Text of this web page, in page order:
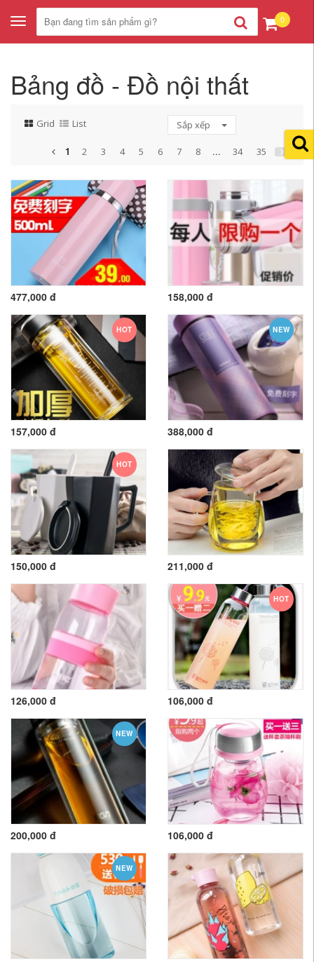
Toggle
navigation
0
Bảng đồ - Đồ nội thất
Grid List Sắp xếp
1 2 3 4 5 6 7 8 ... 34 35
477,000 đ 158,000 đ
HOT
157,000 đ
NEW
388,000 đ
HOT
150,000 đ 211,000 đ
126,000 đ
HOT
106,000 đ
NEW
200,000 đ 106,000 đ
NEW